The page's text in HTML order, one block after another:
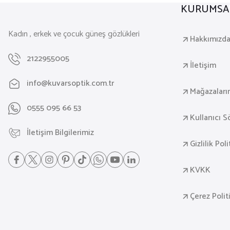
Kadın , erkek ve çocuk güneş gözlükleri
2122955005
info@kuvarsoptik.com.tr
0555 095 66 53
İletişim Bilgilerimiz
Hakkımızda
İletişim
Kullanıcı
Gizlilik
KVKK
Çerez